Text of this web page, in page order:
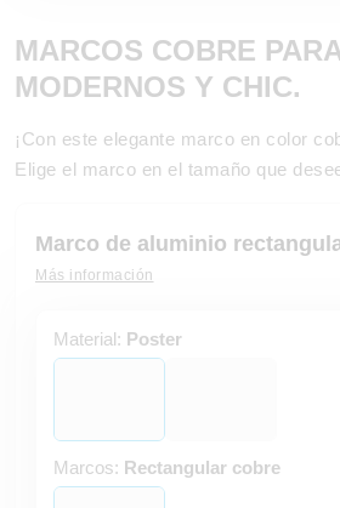
MARCOS COBRE
MODERNOS Y CHIC.
¡Con este elegante marco en color
Elige el marco en el tamaño que
Marco de aluminio
Más información
Material: Poster
Marcos: Rectangular cobre